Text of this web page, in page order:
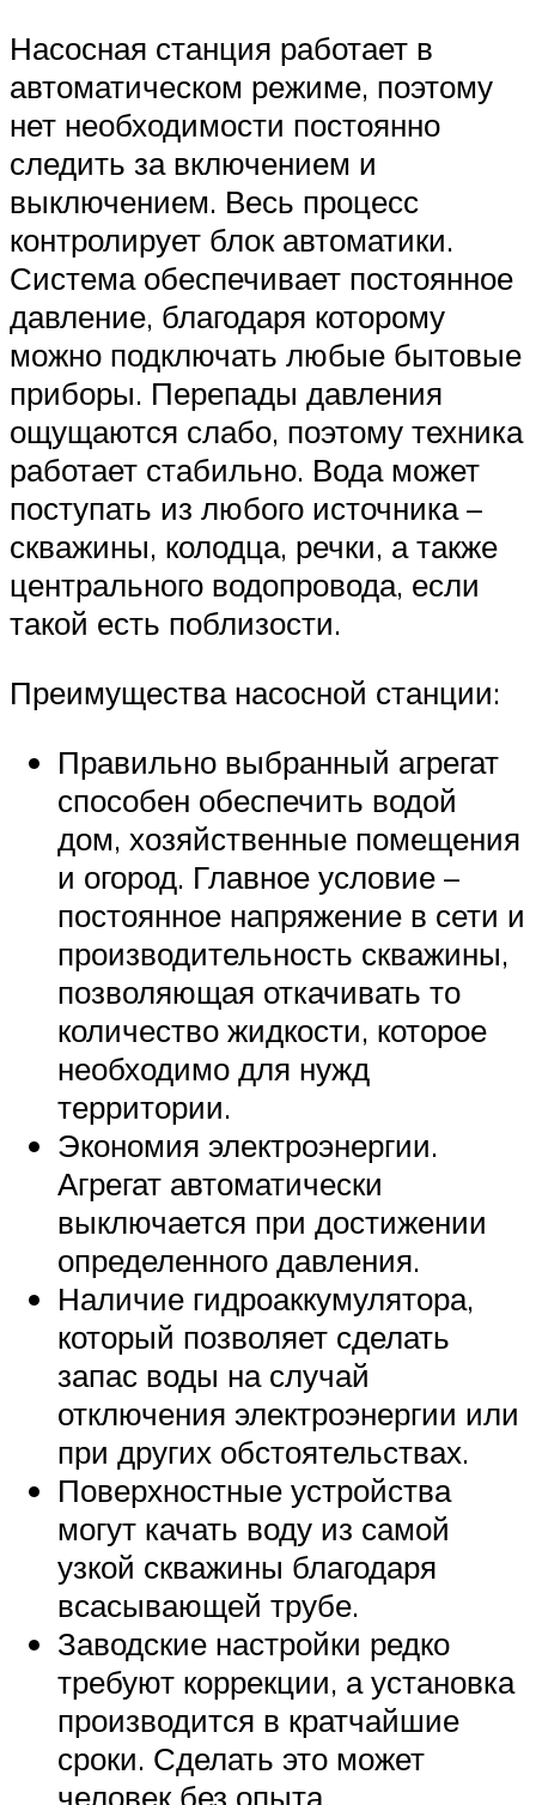
Насосная станция работает в
автоматическом режиме, поэтому
нет необходимости постоянно
следить за включением и
выключением. Весь процесс
контролирует блок автоматики.
Система обеспечивает постоянное
давление, благодаря которому
можно подключать любые бытовые
приборы. Перепады давления
ощущаются слабо, поэтому техника
работает стабильно. Вода может
поступать из любого источника –
скважины, колодца, речки, а также
центрального водопровода, если
такой есть поблизости.
Преимущества насосной станции:
Правильно выбранный агрегат
способен обеспечить водой
дом, хозяйственные помещения
и огород. Главное условие –
постоянное напряжение в сети и
производительность скважины,
позволяющая откачивать то
количество жидкости, которое
необходимо для нужд
территории.
Экономия электроэнергии.
Агрегат автоматически
выключается при достижении
определенного давления.
Наличие гидроаккумулятора,
который позволяет сделать
запас воды на случай
отключения электроэнергии или
при других обстоятельствах.
Поверхностные устройства
могут качать воду из самой
узкой скважины благодаря
всасывающей трубе.
Заводские настройки редко
требуют коррекции, а установка
производится в кратчайшие
сроки. Сделать это может
человек без опыта.